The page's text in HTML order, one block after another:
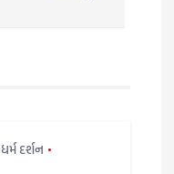
ધર્મ દર્શન